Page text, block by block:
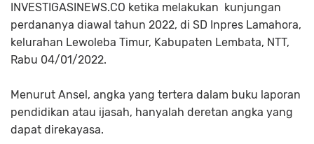
INVESTIGASINEWS.CO ketika melakukan kunjungan
perdananya diawal tahun 2022, di SD Inpres Lamahora,
kelurahan Lewoleba Timur, Kabupaten Lembata, NTT,
Rabu 04/01/2022.
Menurut Ansel, angka yang tertera dalam buku laporan
pendidikan atau ijasah, hanyalah deretan angka yang
dapat direkayasa.